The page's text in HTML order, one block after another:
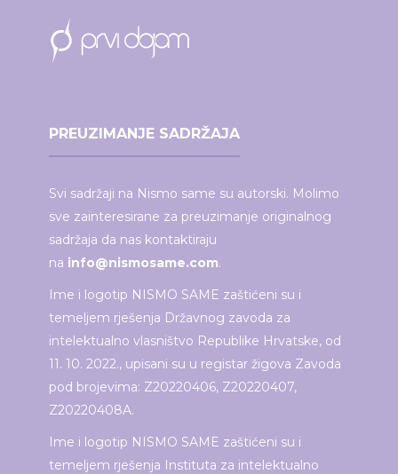
PREUZIMANJE SADRŽAJA
Svi sadržaji na Nismo same su autorski. Molimo
sve zainteresirane za preuzimanje originalnog
sadržaja da nas kontaktiraju
na info@nismosame.com.
Ime i logotip NISMO SAME zaštićeni su i
temeljem rješenja Državnog zavoda za
intelektualno vlasništvo Republike Hrvatske, od
11. 10. 2022., upisani su u registar žigova Zavoda
pod brojevima: Z20220406, Z20220407,
Z20220408A.
Ime i logotip NISMO SAME zaštićeni su i
temeljem rješenja Instituta za intelektualno